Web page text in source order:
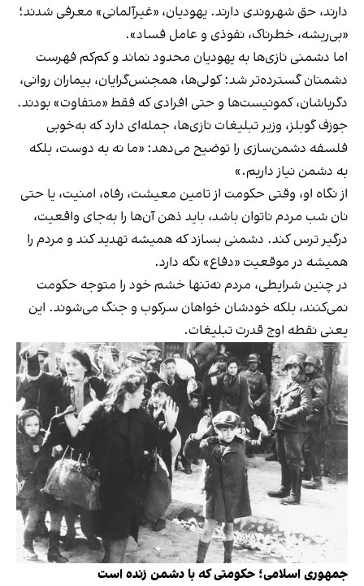
دارند، حق شهروندی دارند. یهودیان، «غیرآلمانی» معرفی شدند؛
«بی‌ریشه، خطرناک، نفوذی و عامل فساد».
اما دشمنی نازی‌ها به یهودیان محدود نماند و کم‌کم فهرست
دشمنان گسترده‌تر شد: کولی‌ها، همجنس‌گرایان، بیماران روانی،
دگرباشان، کمونیست‌ها و حتی افرادی که فقط «متفاوت» بودند.
جوزف گوبلز، وزیر تبلیغات نازی‌ها، جمله‌ای دارد که به‌خوبی
فلسفه‌ دشمن‌سازی را توضیح می‌دهد: «ما نه به دوست، بلکه
به دشمن نیاز داریم.»
از نگاه او، وقتی حکومت از تامین معیشت، رفاه، امنیت، یا حتی
نان شب مردم ناتوان باشد، باید ذهن آن‌ها را به‌جای واقعیت،
درگیر ترس کند. دشمنی بسازد که همیشه تهدید کند و مردم را
همیشه در موقعیت «دفاع» نگه دارد.
در چنین شرایطی، مردم نه‌تنها خشم خود را متوجه حکومت
نمی‌کنند، بلکه خودشان خواهان سرکوب و جنگ می‌شوند. این
یعنی نقطه اوج قدرت تبلیغات.
جمهوری اسلامی؛ حکومتی که با دشمن زنده است